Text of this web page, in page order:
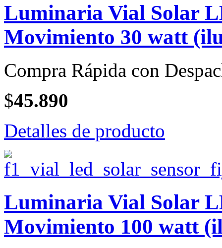
Luminaria Vial Solar
Movimiento 30 watt
Compra Rápida con
$45.890
Detalles de producto
Luminaria Vial Solar
Movimiento 100 watt